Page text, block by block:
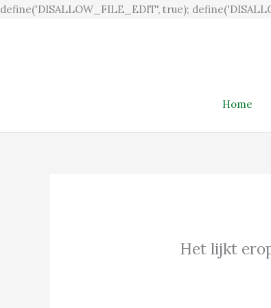
define('DISALLOW_FILE_EDIT', true);
Home
Het lijkt